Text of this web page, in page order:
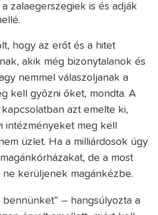
zalaegerszegiek is és adják
hogy az erőt és a hitet
akik még bizonytalanok és
nemmel válaszoljanak a
kell győzni őket, mondta. A
azt emelte ki,
intézményeket meg kell
üzlet. Ha a milliárdosok úgy
de a most
kerüljenek magánkézbe.
bennünket” – hangsúlyozta a